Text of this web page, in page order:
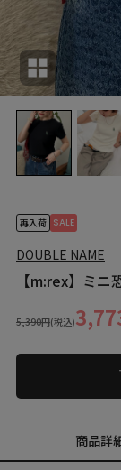
再入荷 SALE
DOUBLE NAME
【m:rex】ミニ
5,390円(税込)
商品詳